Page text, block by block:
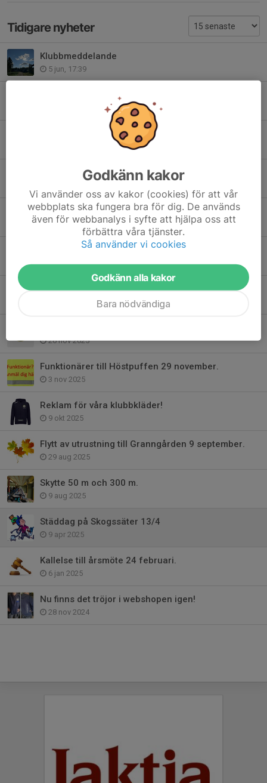
Tidigare nyheter
Klubbmeddelande
5 jun, 17:39
Klubbtröjorna är tillbaka!
Ny bokningskalender Skogssäter mm
Några viktiga datum framöver!
God Jul och Gott Nytt År!
24 dec 2025
Dagskytteläger 21 februari.
23 dec 2025
Årsmöte 16 februari 2026
26 nov 2025
Funktionärer till Höstpuffen 29 november.
3 nov 2025
Reklam för våra klubbkläder!
9 okt 2025
Flytt av utrustning till Granngården 9 september.
29 aug 2025
Skytte 50 m och 300 m.
9 aug 2025
Städdag på Skogssäter 13/4
9 apr 2025
Kallelse till årsmöte 24 februari.
6 jan 2025
Nu finns det tröjor i webshopen igen!
28 nov 2024
Godkänn kakor
Vi använder oss av kakor (cookies) för att vår
webbplats ska fungera bra för dig. De används
även för webbanalys i syfte att hjälpa oss att
förbättra våra tjänster.
Så använder vi cookies
Godkänn alla kakor
Bara nödvändiga